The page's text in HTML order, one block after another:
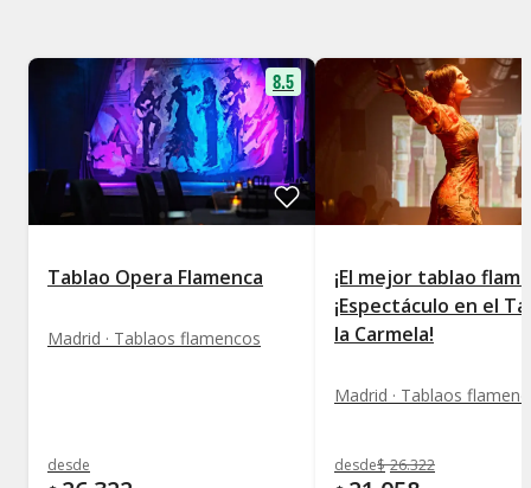
8.5
Tablao Opera Flamenca
Madrid · Tablaos flamencos
desde
¡El mejor tablao
¡Espectáculo en el
la Carmela!
Madrid · Tablaos
desde$ 26.322